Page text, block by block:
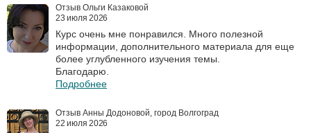
Отзыв Ольги Казаковой
23 июля 2026
Курс очень мне понравился. Много полезной
информации, дополнительного материала для еще
более углубленного изучения темы.
Благодарю.
Подробнее
Отзыв Анны Додоновой, город Волгоград
22 июля 2026